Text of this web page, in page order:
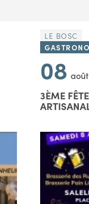
LE BOSC
08 août
3ÈME